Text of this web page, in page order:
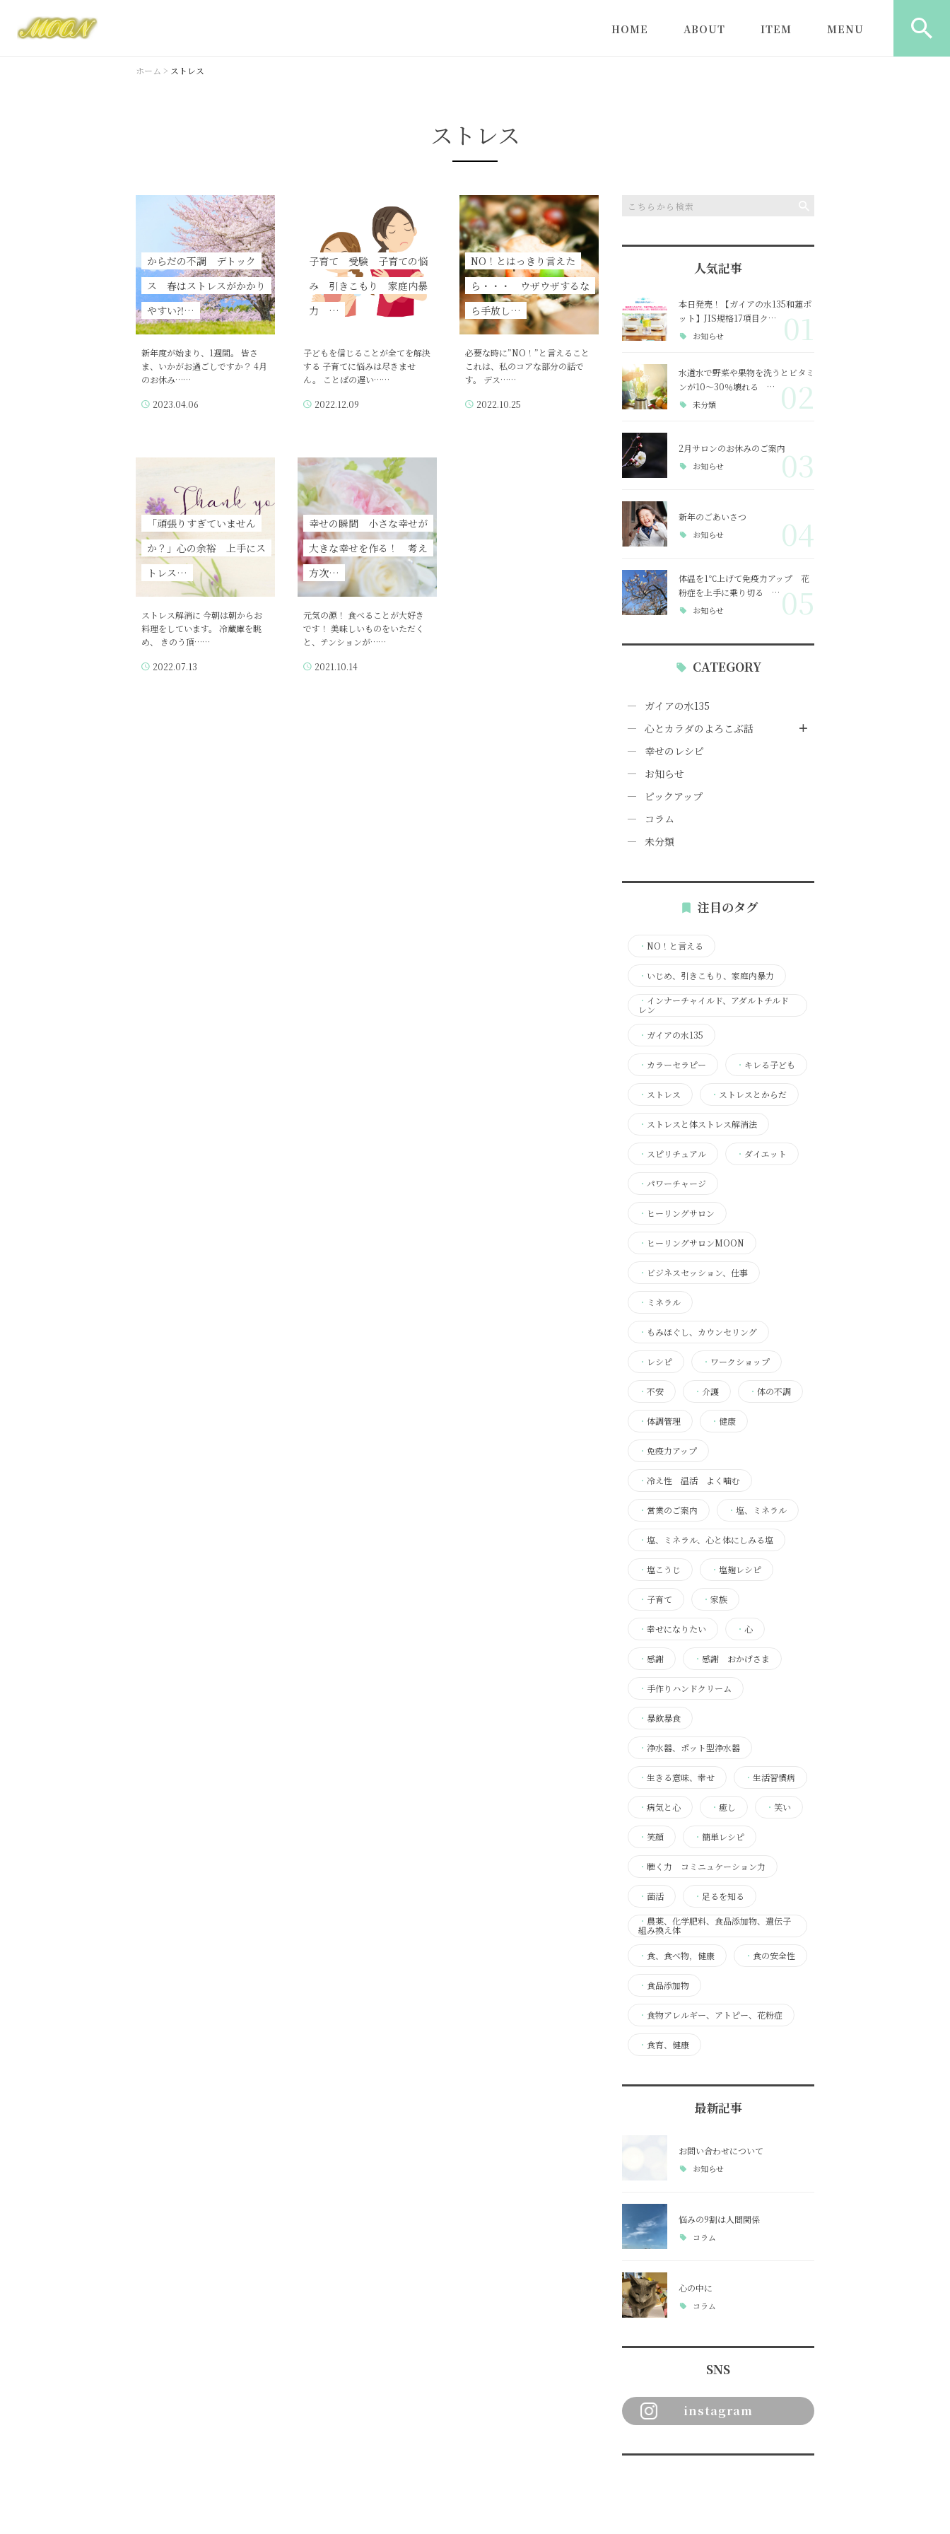
HOME ABOUT ITEM MENU
ホーム > ストレス
ストレス
からだの不調 デトック
ス 春はストレスがかかり
やすい⁈…
新年度が始まり、1週間。 皆さ
ま、いかがお過ごしですか？ 4月
のお休み……
2023.04.06
子育て 受験 子育ての悩
み 引きこもり 家庭内暴
力 …
子どもを信じることが全てを解決
する 子育てに悩みは尽きませ
ん。 ことばの遅い……
2022.12.09
NO！とはっきり言えた
ら・・・ ウザウザするな
ら手放し…
必要な時に”NO！”と言えること
これは、私のコアな部分の話で
す。 デス……
2022.10.25
「頑張りすぎていません
か？」心の余裕 上手にス
トレス…
ストレス解消に 今朝は朝からお
料理をしています。 冷蔵庫を眺
め、 きのう頂……
2022.07.13
幸せの瞬間 小さな幸せが
大きな幸せを作る！ 考え
方次…
元気の源！ 食べることが大好き
です！ 美味しいものをいただく
と、テンションが……
2021.10.14
人気記事
本日発売！【ガイアの水135和蓮ポ
ット】JIS規格17項目ク…
お知らせ 01
水道水で野菜や果物を洗うとビタミ
ンが10～30％壊れる …
未分類 02
2月サロンのお休みのご案内
お知らせ 03
新年のごあいさつ
お知らせ 04
体温を1℃上げて免疫力アップ 花
粉症を上手に乗り切る …
お知らせ 05
CATEGORY
ガイアの水135
心とカラダのよろこぶ話
幸せのレシピ
お知らせ
ピックアップ
コラム
未分類
注目のタグ
・ NO！と言える
・ いじめ、引きこもり、家庭内暴力
・ インナーチャイルド、アダルトチルド
レン
・ ガイアの水135
・ カラーセラピー ・ キレる子ども
・ ストレス ・ ストレスとからだ
・ ストレスと体ストレス解消法
・ スピリチュアル ・ ダイエット
・ パワーチャージ
・ ヒーリングサロン
・ ヒーリングサロンMOON
・ ビジネスセッション、仕事
・ ミネラル
・ もみほぐし、カウンセリング
・ レシピ ・ ワークショップ
・ 不安 ・ 介護 ・ 体の不調
・ 体調管理 ・ 健康
・ 免疫力アップ
・ 冷え性 温活 よく噛む
・ 営業のご案内 ・ 塩、ミネラル
・ 塩、ミネラル、心と体にしみる塩
・ 塩こうじ ・ 塩麹レシピ
・ 子育て ・ 家族
・ 幸せになりたい ・ 心
・ 感謝 ・ 感謝 おかげさま
・ 手作りハンドクリーム
・ 暴飲暴食
・ 浄水器、ポット型浄水器
・ 生きる意味、幸せ ・ 生活習慣病
・ 病気と心 ・ 癒し ・ 笑い
・ 笑顔 ・ 簡単レシピ
・ 聴く力 コミニュケーション力
・ 菌活 ・ 足るを知る
・ 農薬、化学肥料、食品添加物、遺伝子
組み換え体
・ 食、食べ物，健康 ・ 食の安全性
・ 食品添加物
・ 食物アレルギー、アトピー、花粉症
・ 食育、健康
最新記事
お問い合わせについて
お知らせ
悩みの9割は人間関係
コラム
心の中に
コラム
SNS
instagram